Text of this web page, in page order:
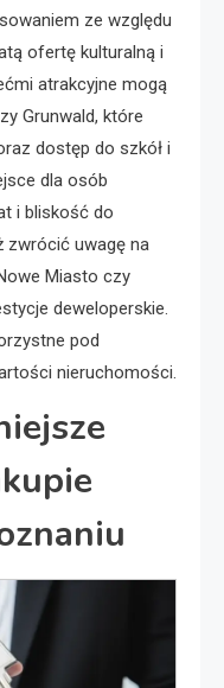
ze względu
ofertę kulturalną i
atrakcyjne mogą
Grunwald, które
dostęp do szkół i
dla osób
i bliskość do
zwrócić uwagę na
Miasto czy
deweloperskie.
pod
nieruchomości.